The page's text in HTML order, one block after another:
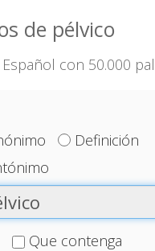
de pélvico
con 50.000
Definición
Que contenga